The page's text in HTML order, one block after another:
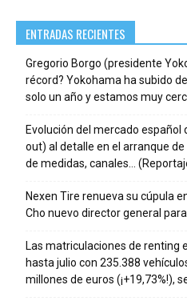
ENTRADAS RECIENTES
Gregorio Borgo (presidente
récord? Yokohama ha subido
solo un año y estamos muy
Evolución del mercado español
out) al detalle en el arranque
de medidas, canales…
Nexen Tire renueva su cúpula
Cho nuevo director general
Las matriculaciones de renting
hasta julio con 235.388
millones de euros (¡+19,73%!),